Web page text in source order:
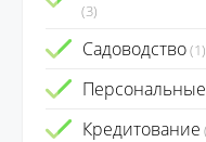
(3)
Садоводство(1)
Кредитование